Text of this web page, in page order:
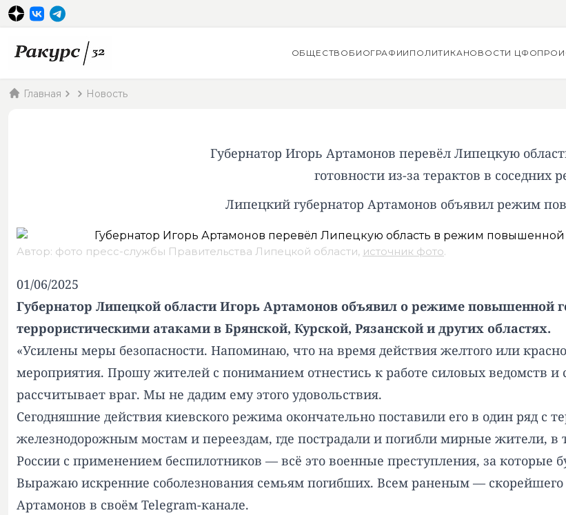
ОБЩЕСТВО БИОГРАФИИ ПОЛИТИКАНОВОСТИ ЦФО
Главная Новость
Губернатор Игорь Артамонов перевёл Липецкую
готовности из-за терактов в соседних
Липецкий губернатор Артамонов объявил режим
Автор: фото пресс-службы Правительства Липецкой области, источник фото.
01/06/2025
Губернатор Липецкой области Игорь Артамонов объявил о режиме повышенной
террористическими атаками в Брянской, Курской, Рязанской и других областях.
«Усилены меры безопасности. Напоминаю, что на время действия желтого или
мероприятия. Прошу жителей с пониманием отнестись к работе силовых ведомств и
рассчитывает враг. Мы не дадим ему этого удовольствия.
Сегодняшние действия киевского режима окончательно поставили его в один ряд
железнодорожным мостам и переездам, где пострадали и погибли мирные жители, в
России с применением беспилотников — всё это военные преступления, за которые
Выражаю искренние соболезнования семьям погибших. Всем раненым — скорейшего
Артамонов в своём Telegram-канале.